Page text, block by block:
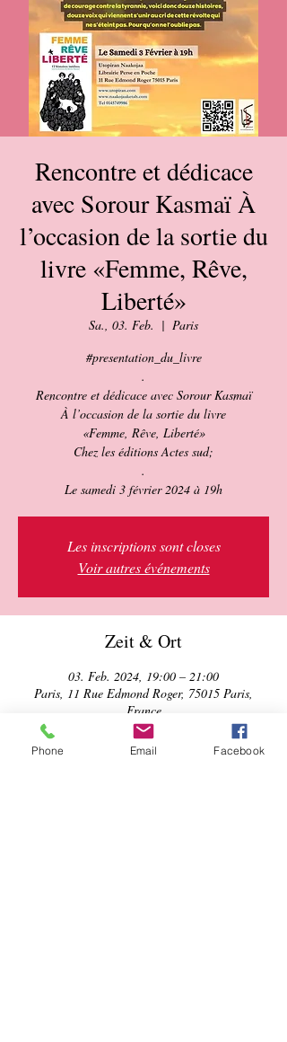
Rencontre et dédicace
avec Sorour Kasmaï À
l’occasion de la sortie du
livre «Femme, Rêve,
Liberté»
Sa., 03. Feb.
  |
Paris
#presentation_du_livre
.
Rencontre et dédicace avec Sorour Kasmaï
À l’occasion de la sortie du livre
«Femme, Rêve, Liberté»
Chez les éditions Actes sud;
.
Le samedi 3 février 2024 à 19h
Les inscriptions sont closes
Voir autres événements
Zeit & Ort
03. Feb. 2024, 19:00 – 21:00
Paris, 11 Rue Edmond Roger, 75015 Paris,
France
Über die Veranstaltung
Phone Email Facebook